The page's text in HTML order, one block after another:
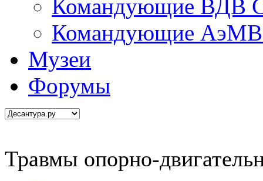
Командующие ВДВ
Командующие АэМВ
Музеи
Форумы
Травмы опорно-